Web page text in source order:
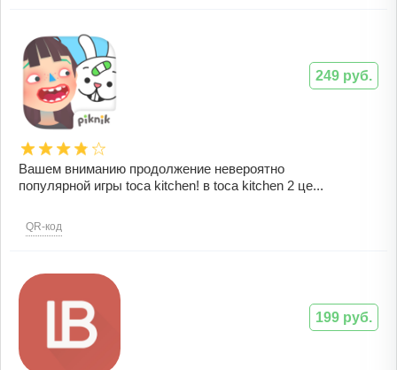
Вашем вниманию продолжение невероятно
популярной игры toca kitchen! в toca kitchen 2 це...
QR-код
249 руб.
199 руб.